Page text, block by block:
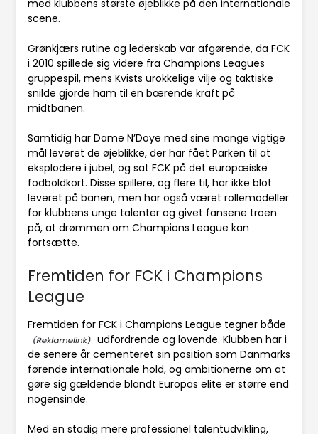
med klubbens største øjeblikke på den internationale
scene.
Grønkjærs rutine og lederskab var afgørende, da FCK
i 2010 spillede sig videre fra Champions Leagues
gruppespil, mens Kvists urokkelige vilje og taktiske
snilde gjorde ham til en bærende kraft på
midtbanen.
Samtidig har Dame N’Doye med sine mange vigtige
mål leveret de øjeblikke, der har fået Parken til at
eksplodere i jubel, og sat FCK på det europæiske
fodboldkort. Disse spillere, og flere til, har ikke blot
leveret på banen, men har også været rollemodeller
for klubbens unge talenter og givet fansene troen
på, at drømmen om Champions League kan
fortsætte.
Fremtiden for FCK i Champions
League
Fremtiden for FCK i Champions League tegner både
udfordrende og lovende. Klubben har i
de senere år cementeret sin position som Danmarks
førende internationale hold, og ambitionerne om at
gøre sig gældende blandt Europas elite er større end
nogensinde.
Med en stadig mere professionel talentudvikling,